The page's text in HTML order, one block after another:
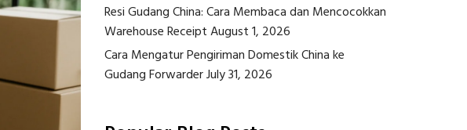
Resi Gudang China: Cara Membaca dan Mencocokkan
Warehouse ReceiptAugust 1, 2026
Cara Mengatur Pengiriman Domestik China ke
Gudang ForwarderJuly 31, 2026